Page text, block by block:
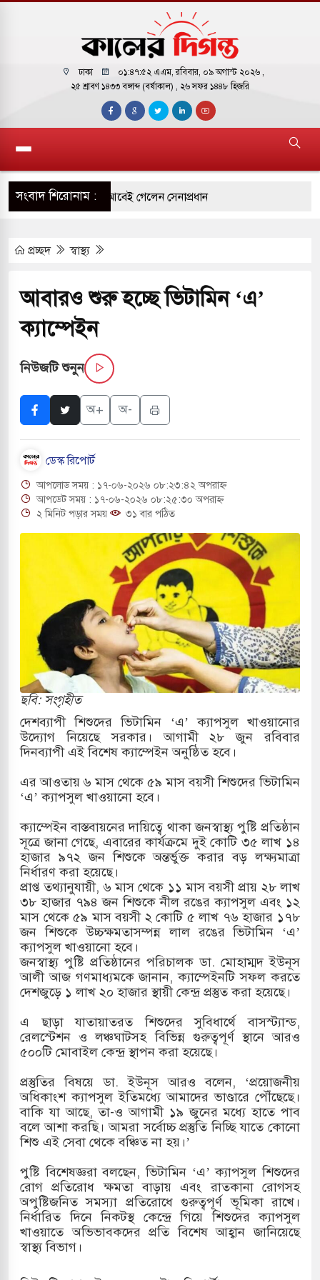
ঢাকা ০১:৪৭:৫৩ এএম, রবিবার, ০৯ অগাস্ট ২০২৬ ,
২৫ শ্রাবণ ১৪৩৩ বঙ্গাব্দ (বর্ষাকাল) , ২৬ সফর ১৪৪৮ হিজরি
সংবাদ শিরোনাম :
সফরে দক্ষিণ সুদান ও আবেই গেলেন সেনাপ্রধান
পাকিস্তানি হাইকমিশনারের বাসভবনে আগুন, আইসিইউতে
বাসের মুখোমুখি সংঘর্ষে ৯ জন নিহত
৬ শ্রমিক নিহত, আহত ১৫
নিয়ন্ত্রণে দেড় হাজার মসজিদ থেকে মাইক
মধ্যপ্রাচ্যে ব্ল্যাকআউটের কঠোর হুঁশিয়ারি ইরানের
বিমানবন্দরের নিরাপত্তা তল্লাশিতে ছাড় দেওয়া হবে না:
দক্ষিণ কোরিয়ার বন্দি ২৫ শতাংশ বেড়েছে
থাকুক বা না থাকুক, ইরানে একক সামরিক পদক্ষেপের
জুমার বয়ান ও নামাজ পড়াবেন দেওবন্দের
ছাড়লেন জনপ্রিয় ভারতীয় সাংবাদিক ময়ূখ রঞ্জন
অ্যারেস্ট আবেদন, বরগুনার এসআইয়ের বিরুদ্ধে
জাদুঘর নতুন বাংলাদেশের পথচলার কেন্দ্র হবে: ড.
বিভিন্ন খাতে সৌদির বিনিয়োগের আহবান প্রধানমন্ত্রীর
পাহাড়ি ঢলে ফুঁসে উঠেছে তিস্তা
প্রচ্ছদ স্বাস্থ্য
আবারও শুরু হচ্ছে ভিটামিন ‘এ’
ক্যাম্পেইন
নিউজটি শুনুন
অ+ অ-
ডেস্ক রিপোর্ট
আপলোড সময় : ১৭-০৬-২০২৬ ০৮:২৩:৪২ অপরাহ্ন
আপডেট সময় : ১৭-০৬-২০২৬ ০৮:২৫:৩০ অপরাহ্ন
২ মিনিট পড়ার সময়
৩১ বার পঠিত
ছবি: সংগৃহীত
দেশব্যাপী শিশুদের ভিটামিন ‘এ’ ক্যাপসুল খাওয়ানোর
উদ্যোগ নিয়েছে সরকার। আগামী ২৮ জুন রবিবার
দিনব্যাপী এই বিশেষ ক্যাম্পেইন অনুষ্ঠিত হবে।
এর আওতায় ৬ মাস থেকে ৫৯ মাস বয়সী শিশুদের ভিটামিন
‘এ’ ক্যাপসুল খাওয়ানো হবে।
ক্যাম্পেইন বাস্তবায়নের দায়িত্বে থাকা জনস্বাস্থ্য পুষ্টি প্রতিষ্ঠান
সূত্রে জানা গেছে, এবারের কার্যক্রমে দুই কোটি ৩৫ লাখ ১৪
হাজার ৯৭২ জন শিশুকে অন্তর্ভুক্ত করার বড় লক্ষ্যমাত্রা
নির্ধারণ করা হয়েছে।
প্রাপ্ত তথ্যানুযায়ী, ৬ মাস থেকে ১১ মাস বয়সী প্রায় ২৮ লাখ
৩৮ হাজার ৭৯৪ জন শিশুকে নীল রঙের ক্যাপসুল এবং ১২
মাস থেকে ৫৯ মাস বয়সী ২ কোটি ৫ লাখ ৭৬ হাজার ১৭৮
জন শিশুকে উচ্চক্ষমতাসম্পন্ন লাল রঙের ভিটামিন ‘এ’
ক্যাপসুল খাওয়ানো হবে।
জনস্বাস্থ্য পুষ্টি প্রতিষ্ঠানের পরিচালক ডা. মোহাম্মদ ইউনূস
আলী আজ গণমাধ্যমকে জানান, ক্যাম্পেইনটি সফল করতে
দেশজুড়ে ১ লাখ ২০ হাজার স্থায়ী কেন্দ্র প্রস্তুত করা হয়েছে।
এ ছাড়া যাতায়াতরত শিশুদের সুবিধার্থে বাসস্ট্যান্ড,
রেলস্টেশন ও লঞ্চঘাটসহ বিভিন্ন গুরুত্বপূর্ণ স্থানে আরও
৫০০টি মোবাইল কেন্দ্র স্থাপন করা হয়েছে।
প্রস্তুতির বিষয়ে ডা. ইউনূস আরও বলেন, ‘প্রয়োজনীয়
অধিকাংশ ক্যাপসুল ইতিমধ্যে আমাদের ভাণ্ডারে পৌঁছেছে।
বাকি যা আছে, তা-ও আগামী ১৯ জুনের মধ্যে হাতে পাব
বলে আশা করছি। আমরা সর্বোচ্চ প্রস্তুতি নিচ্ছি যাতে কোনো
শিশু এই সেবা থেকে বঞ্চিত না হয়।’
পুষ্টি বিশেষজ্ঞরা বলছেন, ভিটামিন ‘এ’ ক্যাপসুল শিশুদের
রোগ প্রতিরোধ ক্ষমতা বাড়ায় এবং রাতকানা রোগসহ
অপুষ্টিজনিত সমস্যা প্রতিরোধে গুরুত্বপূর্ণ ভূমিকা রাখে।
নির্ধারিত দিনে নিকটস্থ কেন্দ্রে গিয়ে শিশুদের ক্যাপসুল
খাওয়াতে অভিভাবকদের প্রতি বিশেষ আহ্বান জানিয়েছে
স্বাস্থ্য বিভাগ।